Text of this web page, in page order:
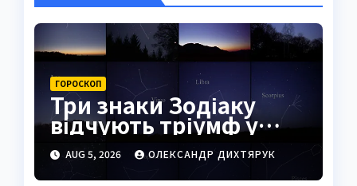
ГОРОСКОП
Три знаки Зодіаку
відчують тріумф у
справах уже
найближчими днями
AUG 5, 2026 ОЛЕКСАНДР ДИХТЯРУК